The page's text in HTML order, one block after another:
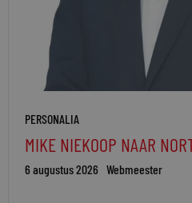
PERSONALIA
MIKE NIEKOOP NAAR
6 augustus 2026 Webmeester